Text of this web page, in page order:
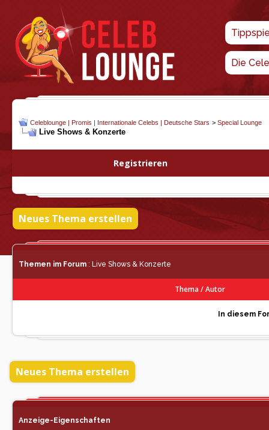
Die
Celeblounge | Promis | Internationale Celebs | Deutsche Stars > Special Lounge
Live Shows & Konzerte
Registrieren
Neues Thema erstellen
Themen im Forum : Live Shows & Konzerte
Thema/Autor
In diesem
Neues Thema erstellen
Anzeige-Eigenschaften